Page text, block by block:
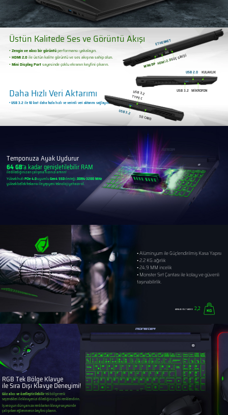
Üstün Kalitede Ses ve Görüntü Akışı
•Zengin ve akıcı bir görüntüperformansı yakalayın.
•HDMI 2.0ile üstün kalite görüntü ve ses akışına sahip olun.
•Mini Display Portsayesinde çokluekranın keyfini çıkarın.
Daha Hızlı Veri Aktarımı
•USB 3.2ile10 katdaha fazla hızlı ve verimli veri aktarımı sağlayın.
GÜÇ GİRİŞİ
MINI DPHDMI 2.0
ETHERNET
KULAKLIK
USB 2.0
USB 3.2 MİKROFON
USB 3.2
SD CARD
USB 3.2
TYPE C
Temponuza Ayak Uydurur
64 GB'a kadar genişletilebilir RAM
ile dilediğiniz an çalışma hızınızı artırın!
Yüksek hızlıPCIe 4.0uyumluGen4 SSDdesteği,DDR4-3200 MHz
yüksek bellek frekansı ile yepyeni teknolojiye hazır ol.
• Alüminyum ile Güçlendirilmiş Kasa Yapısı
• 2.2 KG ağırlık
• 24,9 MM incelik
• Monster Sırt Çantası ile kolay ve güvenli
taşınabilirlik.
ABRA A5 V16.7 SADECE 2,2
RGB Tek Bölge Klavye
ile Sıra Dışı Klavye Deneyimi!
Göz alıcı ve özelleştirilebilirtek bölge renk
seçenekleri ile klavyenizi dilediğiniz gibi renklendirin.
İş ve oyun dünyanıza renk katan klavye sayesinde
çalışırken eğlenmenin keyfini çıkarın.